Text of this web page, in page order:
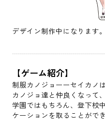
デザイン制作中になります。
【ゲーム紹介】
制服カノジョーーセイカノ
カノジョ達と仲良くなって
学園ではもちろん、登下校
ケーションを取ることができ